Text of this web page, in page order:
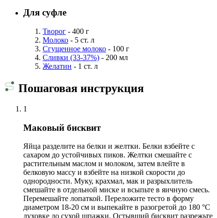
Для суфле
Творог - 400 г
Молоко - 5 ст. л
Сгущенное молоко - 100 г
Сливки (33-37%) - 200 мл
Желатин - 1 ст. л
Пошаговая инструкция
1
Маковый бисквит
Яйца разделите на белки и желтки. Белки взбейте с
сахаром до устойчивых пиков. Желтки смешайте с
растительным маслом и молоком, затем влейте в
белковую массу и взбейте на низкой скорости до
однородности. Муку, крахмал, мак и разрыхлитель
смешайте в отдельной миске и всыпьте в яичную смесь.
Перемешайте лопаткой. Переложите тесто в форму
диаметром 18-20 см и выпекайте в разогретой до 180 °С
духовке до сухой шпажки. Остывший бисквит разрежьте